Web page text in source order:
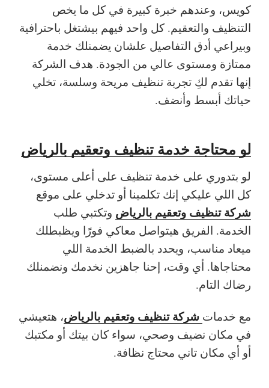
كويس، وعندهم خبرة كبيرة في كل ما يخص
التنظيف والتعقيم. كل واحد فيهم بيشتغل باحترافية
وبيراعي أدق التفاصيل علشان يضمنلك خدمة
ممتازة ومستوى عالي من الجودة. هدف الشركة
إنها تقدم لكِ تجربة تنظيف مريحة وسلسة، تخلي
حياتك أبسط وأنضف.
لو محتاجة خدمة تنظيف وتعقيم بالرياض
لو بتدوري على خدمة تنظيف على أعلى مستوى،
كل اللي عليكي إنك تكلمينا أو تدخلي على موقع
شركة تنظيف وتعقيم بالرياض وتكتبي طلب
الخدمة. الفريق هيتواصل معاكي فورًا ويظبطلك
ميعاد مناسب، ويحدد بالضبط الخدمة اللي
محتاجاها. أي وقت، إحنا جاهزين نخدمك ونضمنلك
رضاك التام.
مع خدمات شركة تنظيف وتعقيم بالرياض، هتعيشي
في مكان نضيف وصحي، سواء كان بيتك أو مكتبك
أو أي مكان تاني محتاج نظافة.